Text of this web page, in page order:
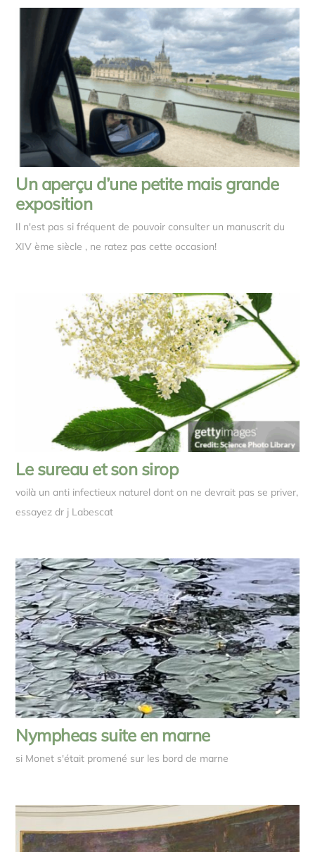
Un aperçu d’une petite mais grande
exposition
Il n'est pas si fréquent de pouvoir consulter un manuscrit du
XIV ème siècle , ne ratez pas cette occasion!
Le sureau et son sirop
voilà un anti infectieux naturel dont on ne devrait pas se priver,
essayez dr j Labescat
Nympheas suite en marne
si Monet s'était promené sur les bord de marne